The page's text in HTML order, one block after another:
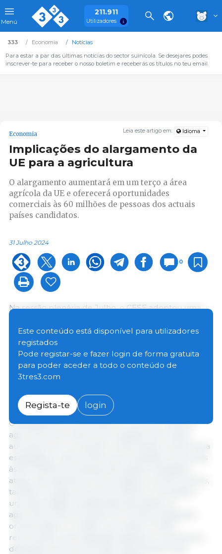
Menú
211.911
Utilizadores
333 Economia
Notícias
Para estar a par das últimas notícias do sector suinícola. Se desejares podes
inscrever-te para receber o nosso boletim e receberás os títulos no teu email.
Leia este artigo em: Idioma
Economia
Implicações do alargamento da
UE para a agricultura
O alargamento aumentará em um terço a área
agrícola da UE e oferecerá oportunidades
comerciais às 60 milhões de pessoas dos actuais
países candidatos.
31 Julho 2024
0
Na sessão plenária de Julho, o CESE adoptou uma
considerações estratégicas sobre o próximo
alargamento da UE, enfatizando a preparação, a
sustentabilidade e o apoio equilibrados para os
sectores agrícolas e rurais nos actuais Estados
Membros e nos candidatos (Albânia, Bósnia e
Macedónia do Norte, Sérvia, Ucrânia e Turquia).
O alargamento aumentará em um terço da área
agrícola da UE, sendo que a adesão da Ucrânia
aumenta-a em um quarto, melhorando a autonomia
estratégica e oferecendo oportunidades comerciais
às 60 milhões de pessoas dos países candidatos
atuais, não apenas em tecnologias e conhecimentos,
também na agricultura. No entanto, é necessária
uma abordagem equilibrada para apoiar os
agricultores da UE, tendo em conta as limitações
orçamentais e o conflito na Ucrânia. O CESE
recomenda uma integração gradual e orçamentos
dedicados aos sectores agro-alimentares mais
Este conteúdo está disponível para utilizadores
registados
Pode registar-se e fazer login de forma gratuita
para poder aceder a todo o conteúdo de
3tres3.com
Regista-te login